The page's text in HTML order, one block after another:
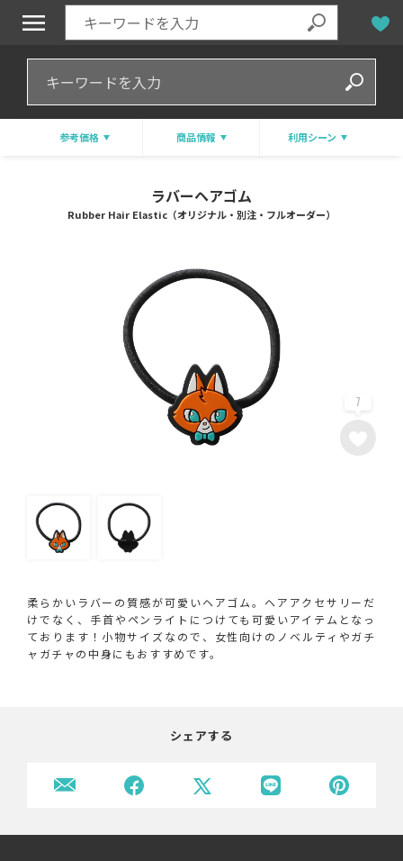
参考価格 商品情報 利用シーン
ラバーヘアゴム
Rubber Hair Elastic（オリジナル・別注・フルオーダー）
7
柔らかいラバーの質感が可愛いヘアゴム。ヘアアクセサリーだ
けでなく、手首やペンライトにつけても可愛いアイテムとなっ
ております！小物サイズなので、女性向けのノベルティやガチ
ャガチャの中身にもおすすめです。
シェアする